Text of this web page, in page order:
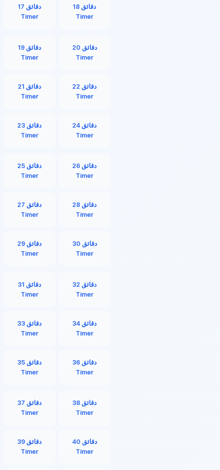
17 دقائق
Timer
18 دقائق
Timer
19 دقائق
Timer
20 دقائق
Timer
21 دقائق
Timer
22 دقائق
Timer
23 دقائق
Timer
24 دقائق
Timer
25 دقائق
Timer
26 دقائق
Timer
27 دقائق
Timer
28 دقائق
Timer
29 دقائق
Timer
30 دقائق
Timer
31 دقائق
Timer
32 دقائق
Timer
33 دقائق
Timer
34 دقائق
Timer
35 دقائق
Timer
36 دقائق
Timer
37 دقائق
Timer
38 دقائق
Timer
39 دقائق
Timer
40 دقائق
Timer